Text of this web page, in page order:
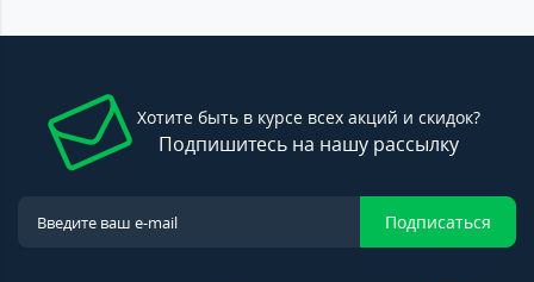
Хотите быть в курсе всех акций и скидок?
Подпишитесь на нашу рассылку
Подписаться